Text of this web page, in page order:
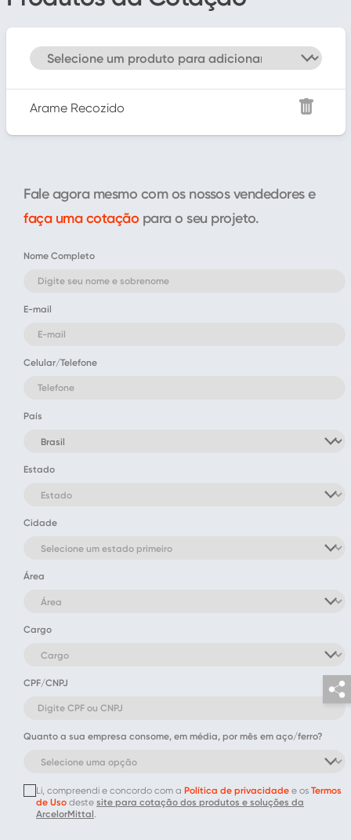
Arame Recozido
Fale agora mesmo com os nossos vendedores e
faça uma cotação para o seu projeto.
Nome Completo
E-mail
Celular/Telefone
País
Estado
Cidade
Área
Cargo
CPF/CNPJ
Quanto a sua empresa consome, em média, por mês em aço/ferro?
Li, compreendi e concordo com a Política de privacidade e os Termos
de Uso deste site para cotação dos produtos e soluções da
ArcelorMittal.